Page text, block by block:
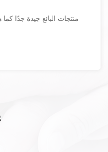
منتجات البائع جيدة جدًا